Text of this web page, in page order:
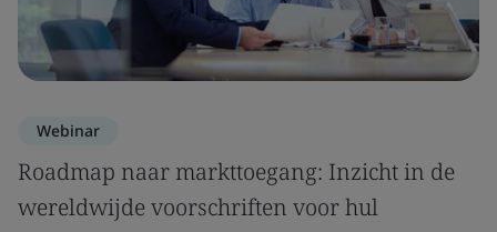
Webinar
Roadmap naar markttoegang: Inzicht in de
wereldwijde voorschriften voor hul